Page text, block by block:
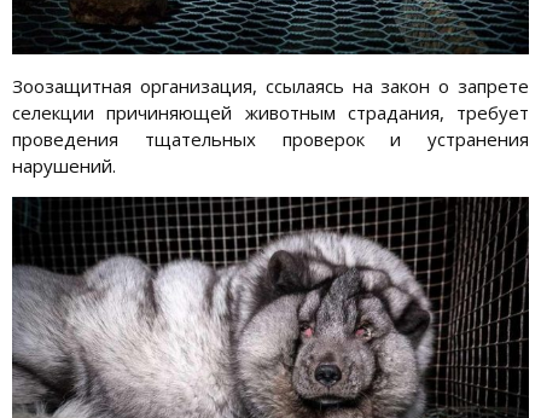
Зоозащитная организация, ссылаясь на закон о запрете
селекции причиняющей животным страдания, требует
проведения тщательных проверок и устранения
нарушений.